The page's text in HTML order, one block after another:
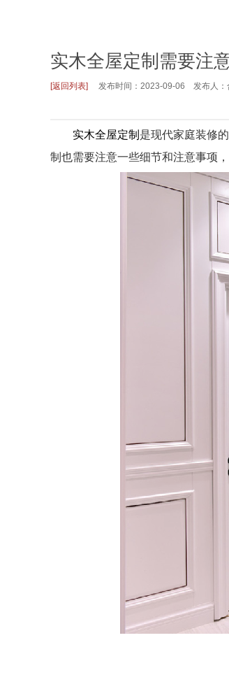
实木全屋定制需要注
[返回列表] 发布时间：2023-09-06 发布人：
实木全屋定制 是现代家庭装修
制也需要注意一些细节和注意事项